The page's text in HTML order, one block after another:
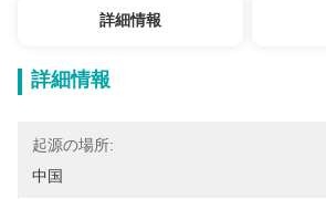
詳細情報
詳細情報
起源の場所:
中国